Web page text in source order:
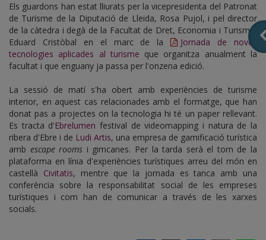
Els guardons han estat lliurats per la vicepresidenta del Patronat
de Turisme de la Diputació de Lleida, Rosa Pujol, i pel director
de la càtedra i degà de la Facultat de Dret, Economia i Turisme,
Eduard Cristòbal en el marc de la
Jornada de noves
tecnologies aplicades al turisme que organitza anualment la
facultat i que enguany ja passa per l'onzena edició.
La sessió de matí s'ha obert amb experiències de turisme
interior, en aquest cas relacionades amb el formatge, que han
donat pas a projectes on la tecnologia hi té un paper rellevant.
Es tracta d'Ebrelumen festival de videomapping i natura de la
ribera d'Ebre i de Ludi Artis, una empresa de gamificació turística
amb escape rooms i gimcanes. Per la tarda serà el torn de la
plataforma en línia d'experiències turístiques arreu del món en
castellà Civitatis, mentre que la jornada es tanca amb una
conferència sobre la responsabilitat social de les empreses
turístiques i com han de comunicar a través de les xarxes
socials.